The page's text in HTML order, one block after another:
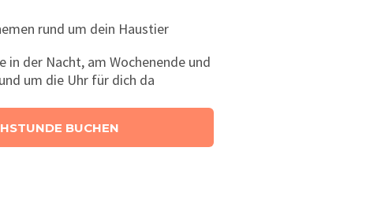
rund um dein Haustier
in der Nacht, am Wochenende und
um die Uhr für dich da
BUCHEN